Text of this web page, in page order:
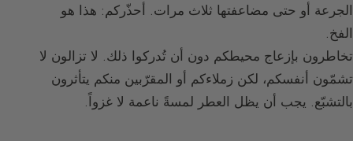
الجرعة أو حتى مضاعفتها ثلاث مرات. أحذّركم: هذا هو
الفخ.
تخاطرون بإزعاج محيطكم دون أن تُدركوا ذلك. لا تزالون لا
تشمّون أنفسكم، لكن زملاءكم أو المقرّبين منكم يتأثرون
بالتشبّع. يجب أن يظل العطر لمسةً ناعمة لا غزواً.